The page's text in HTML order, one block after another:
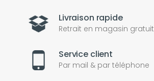
Livraison rapide
Retrait en magasin gratuit
Service client
Par mail & par téléphone